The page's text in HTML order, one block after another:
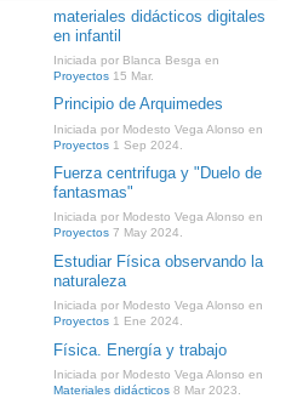
materiales didácticos digitales
en infantil
Iniciada por Blanca Besga en
Proyectos 15 Mar.
Principio de Arquimedes
Iniciada por Modesto Vega Alonso en
Proyectos 1 Sep 2024.
Fuerza centrifuga y "Duelo de
fantasmas"
Iniciada por Modesto Vega Alonso en
Proyectos 7 May 2024.
Estudiar Física observando la
naturaleza
Iniciada por Modesto Vega Alonso en
Proyectos 1 Ene 2024.
Física. Energía y trabajo
Iniciada por Modesto Vega Alonso en
Materiales didácticos 8 Mar 2023.